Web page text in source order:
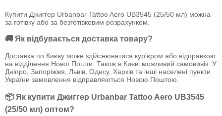
Купити Джиггер Urbanbar Tattoo Aero UB3545 (25/50 мл) можна
за готівку або за безготівковим розрахунком.
🚚 Як відбувається доставка товару?
Доставка по Києву може здійснюватися кур'єром або відправкою
на відділення Нової Пошти. Також в Києві можливий самовивіз. У
Дніпро, Запоріжжя, Львів, Одесу, Харків та інші населені пункти
України замовлення відправляються Новою Поштою.
📦 Як купити Джиггер Urbanbar Tattoo Aero UB3545
(25/50 мл) оптом?